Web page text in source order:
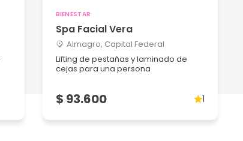
BIENESTAR
Spa Facial Vera
Almagro, Capital Federal
Lifting de pestañas y laminado de
cejas para una persona
$ 93.600 1